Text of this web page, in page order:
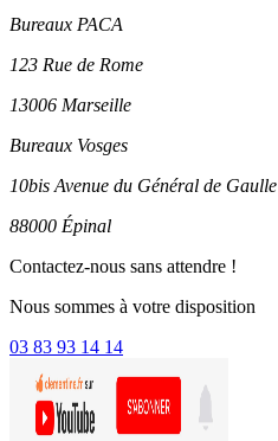
Bureaux PACA
123 Rue de Rome
13006 Marseille
Bureaux Vosges
10bis Avenue du Général de Gaulle
88000 Épinal
Contactez-nous sans attendre !
Nous sommes à votre disposition
03 83 93 14 14